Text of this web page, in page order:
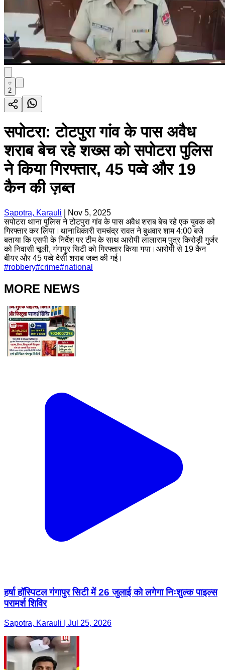
2
सपोटरा: टोटपुरा गांव के पास अवैध
शराब बेच रहे शख्स को सपोटरा पुलिस
ने किया गिरफ्तार, 45 पव्वे और 19
कैन की ज़ब्त
Sapotra, Karauli
Nov 5, 2025
सपोटरा थाना पुलिस ने टोटपुरा गांव के पास अवैध शराब बेच रहे एक युवक को
गिरफ्तार कर लिया।थानाधिकारी रामचंद्र रावत ने बुधवार शाम 4:00 बजे
बताया कि एसपी के निर्देश पर टीम के साथ आरोपी लालाराम पुत्र किरोड़ी गुर्जर
को निवासी चूली, गंगापुर सिटी को गिरफ्तार किया गया।आरोपी से 19 कैन
बीयर और 45 पव्वे देसी शराब जब्त की गई।
#robbery#crime#national
MORE NEWS
हर्षा हॉस्पिटल गंगापुर सिटी में 26 जुलाई को लगेगा निःशुल्क पाइल्स
परामर्श शिविर
Sapotra, Karauli | Jul 25, 2026